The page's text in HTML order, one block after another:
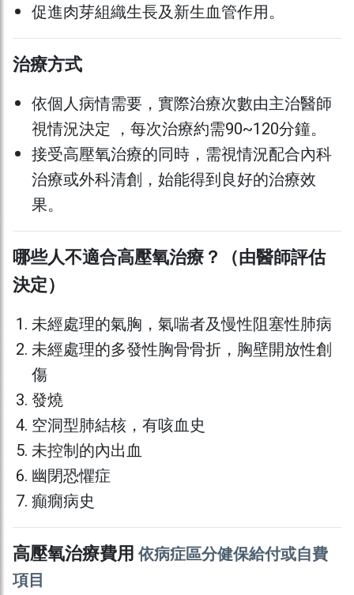
促進肉芽組織生長及新生血管作用。
治療方式
依個人病情需要，實際治療次數由主治醫師
視情況決定 ，每次治療約需90~120分鐘。
接受高壓氧治療的同時，需視情況配合內科
治療或外科清創，始能得到良好的治療效
果。
哪些人不適合高壓氧治療？（由醫師評估
決定）
未經處理的氣胸，氣喘者及慢性阻塞性肺病
未經處理的多發性胸骨骨折，胸壁開放性創
傷
發燒
空洞型肺結核，有咳血史
未控制的內出血
幽閉恐懼症
癲癇病史
高壓氧治療費用 依病症區分健保給付或自費
項目